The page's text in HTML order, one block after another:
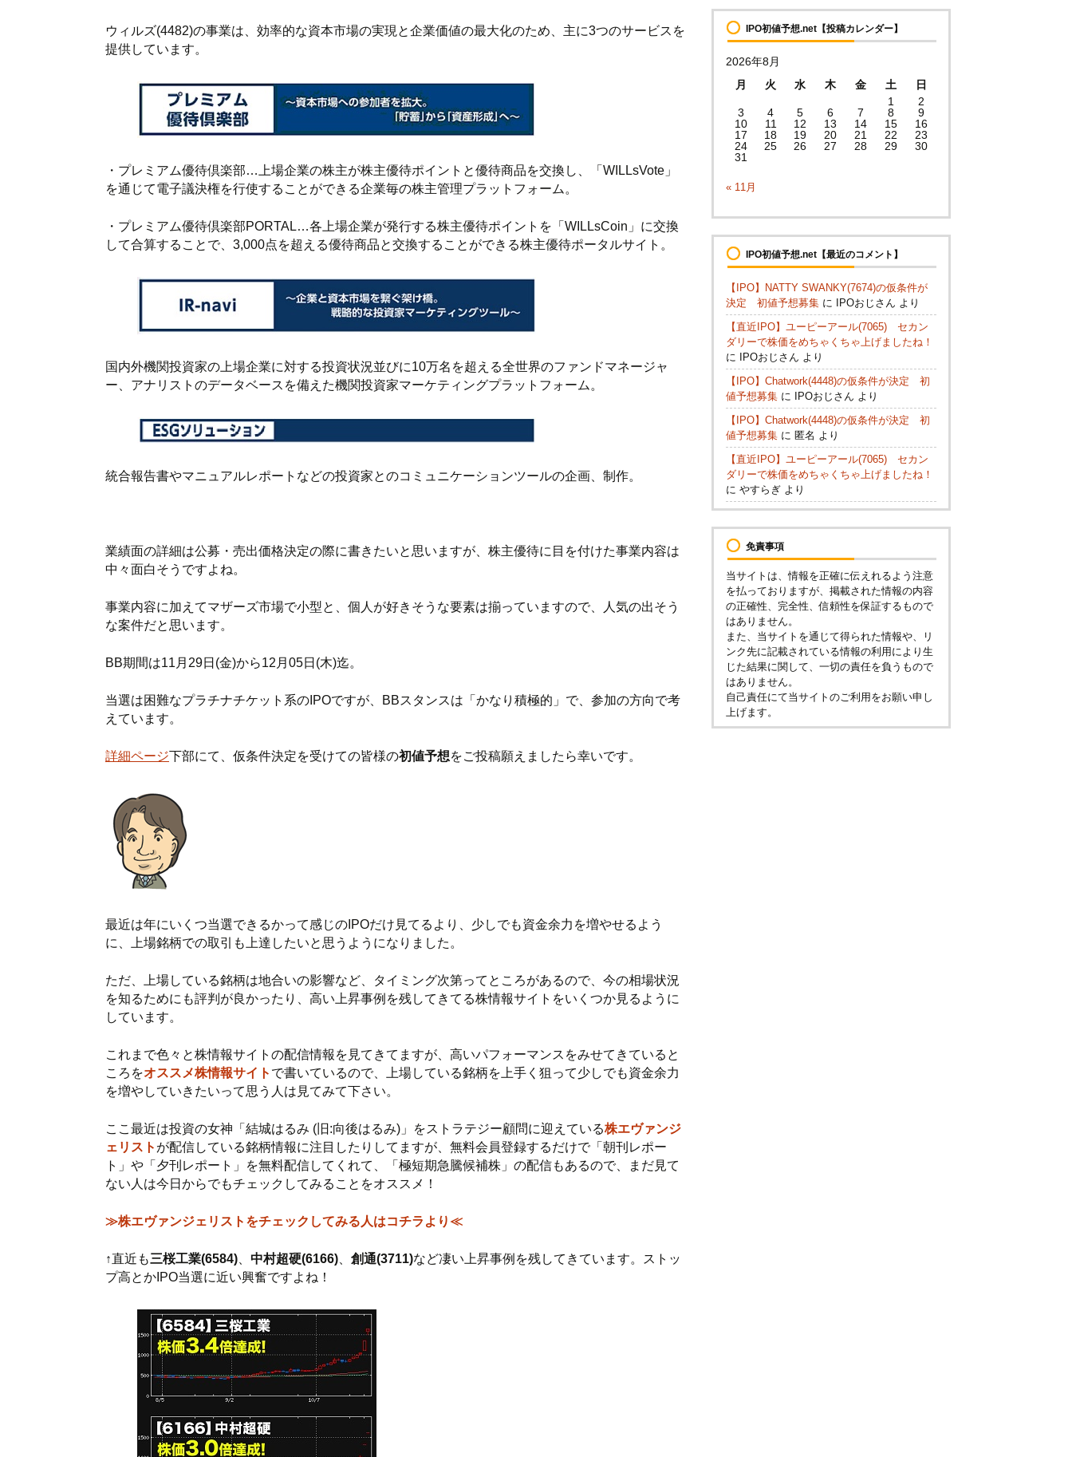
ウィルズ(4482)の事業は、効率的な資本市場の実現と企業価値の最大化のため、主に3つのサービスを
提供しています。
・プレミアム優待倶楽部…上場企業の株主が株主優待ポイントと優待商品を交換し、「WILLsVote」
を通じて電子議決権を行使することができる企業毎の株主管理プラットフォーム。
・プレミアム優待倶楽部PORTAL…各上場企業が発行する株主優待ポイントを「WILLsCoin」に交換
して合算することで、3,000点を超える優待商品と交換することができる株主優待ポータルサイト。
国内外機関投資家の上場企業に対する投資状況並びに10万名を超える全世界のファンドマネージャ
ー、アナリストのデータベースを備えた機関投資家マーケティングプラットフォーム。
統合報告書やマニュアルレポートなどの投資家とのコミュニケーションツールの企画、制作。
業績面の詳細は公募・売出価格決定の際に書きたいと思いますが、株主優待に目を付けた事業内容は
中々面白そうですよね。
事業内容に加えてマザーズ市場で小型と、個人が好きそうな要素は揃っていますので、人気の出そう
な案件だと思います。
BB期間は11月29日(金)から12月05日(木)迄。
当選は困難なプラチナチケット系のIPOですが、BBスタンスは「かなり積極的」で、参加の方向で考
えています。
詳細ページ下部にて、仮条件決定を受けての皆様の初値予想をご投稿願えましたら幸いです。
最近は年にいくつ当選できるかって感じのIPOだけ見てるより、少しでも資金余力を増やせるよう
に、上場銘柄での取引も上達したいと思うようになりました。
ただ、上場している銘柄は地合いの影響など、タイミング次第ってところがあるので、今の相場状況
を知るためにも評判が良かったり、高い上昇事例を残してきてる株情報サイトをいくつか見るように
しています。
これまで色々と株情報サイトの配信情報を見てきてますが、高いパフォーマンスをみせてきていると
ころをオススメ株情報サイト で書いているので、上場している銘柄を上手く狙って少しでも資金余力
を増やしていきたいって思う人は見てみて下さい。
ここ最近は投資の女神「結城はるみ (旧:向後はるみ)」をストラテジー顧問に迎えている株エヴァンジ
ェリスト が配信している銘柄情報に注目したりしてますが、無料会員登録するだけで「朝刊レポー
ト」や「夕刊レポート」を無料配信してくれて、「極短期急騰候補株」の配信もあるので、まだ見て
ない人は今日からでもチェックしてみることをオススメ！
≫株エヴァンジェリストをチェックしてみる人はコチラより≪
↑直近も三桜工業(6584) 中村超硬(6166) 創通(3711)など凄い上昇事例を残してきています。ストッ
プ高とかIPO当選に近い興奮ですよね！
初
値
想
【
カ
ゴ
ー
】
IPO初値予想.net【投稿カレンダー】
2026年8月
月
火 水 木 金 土
日
1
2
3
4 5 6 7 8
9
10
11 12 13 14 15
16
17
18 19 20 21 22
23
24
25 26 27 28 29
30
31
« 11月
IPO初値予想.net【最近のコメント】
【IPO】NATTY SWANKY(7674)の仮条件が
決定 初値予想募集 に IPOおじさん より
【直近IPO】ユーピーアール(7065) セカン
ダリーで株価をめちゃくちゃ上げましたね！
に
IPOおじさん より
【IPO】Chatwork(4448)の仮条件が決定 初
値予想募集 に IPOおじさん より
【IPO】Chatwork(4448)の仮条件が決定 初
値予想募集 に 匿名 より
【直近IPO】ユーピーアール(7065) セカン
ダリーで株価をめちゃくちゃ上げましたね！
に やすらぎ より
免責事項
当サイトは、情報を正確に伝えれるよう注意
を払っておりますが、掲載された情報の内容
の正確性、完全性、信頼性を保証するもので
はありません。
また、当サイトを通じて得られた情報や、リ
ンク先に記載されている情報の利用により生
じた結果に関して、一切の責任を負うもので
はありません。
自己責任にて当サイトのご利用をお願い申し
上げます。